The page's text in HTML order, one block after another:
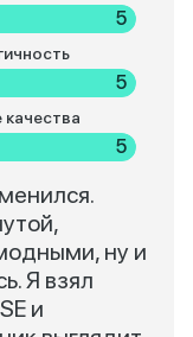
5
5
5
ну и
Я взял
и